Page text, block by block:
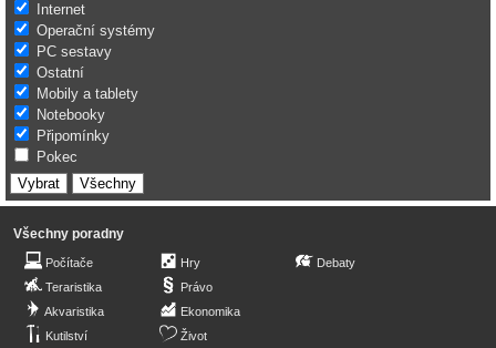
Internet
Operační systémy
PC sestavy
Ostatní
Mobily a tablety
Notebooky
Připomínky
Pokec
Všechny poradny
Počítače
Teraristika
Akvaristika
Kutilství
Hry
Právo
Ekonomika
Život
Debaty